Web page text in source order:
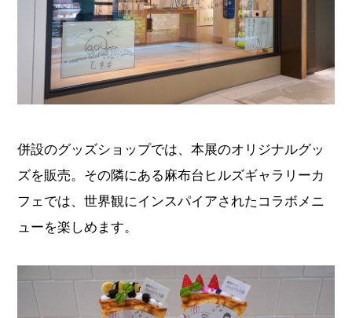
併設のグッズショップでは、本展のオリジナルグッ
ズを販売。その隣にある麻布台ヒルズギャラリーカ
フェでは、世界観にインスパイアされたコラボメニ
ューを楽しめます。